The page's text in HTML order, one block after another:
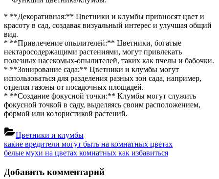
* **Декоративная:** Цветники и клумбы привносят цвет и
красоту в сад, создавая визуальный интерес и улучшая общий
вид.
* **Привлечение опылителей:** Цветники, богатые
нектаросодержащими растениями, могут привлекать
полезных насекомых-опылителей, таких как пчелы и бабочки.
* **Зонирование сада:** Цветники и клумбы могут
использоваться для разделения разных зон сада, например,
отделяя газоны от посадочных площадей.
* **Создание фокусной точки:** Клумбы могут служить
фокусной точкой в саду, выделяясь своим расположением,
формой или колористикой растений.
Цветники и клумбы
Навигация
по
записям
Previous
Post:
какие вредители могут быть на комнатных цветах
Next
белые мухи на цветах комнатных как избавиться
Добавить комментарий